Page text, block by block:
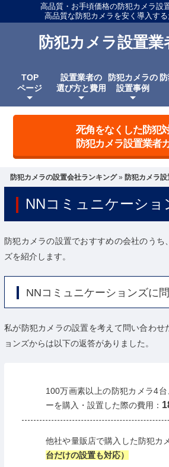
高品質・お手頃価格の防犯カメラ設
高品質な防犯カメラを安く導入す
防犯カメラ設置業
TOP
ページ
設置業者の
選び方と費用
防犯カメラの
設置事例
死角をなくした防犯
防犯カメラ設置業者
防犯カメラの設置会社ランキング» 防犯カメラ
NNコミュニケーショ
防犯カメラの設置でおすすめの会社のうち
ズを紹介します。
NNコミュニケーションズに
私が防犯カメラの設置を考えて問い合わせ
ョンズからは以下の返答がありました。
100万画素以上の防犯カメラ4
ーを購入・設置した際の費用：
他社や量販店で購入した防犯カ
台だけの設置も対応）